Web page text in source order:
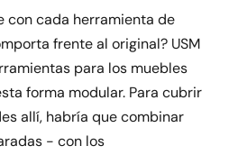
con cada herramienta de
frente al original? USM
para los muebles
forma modular. Para cubrir
allí, habría que combinar
- con los